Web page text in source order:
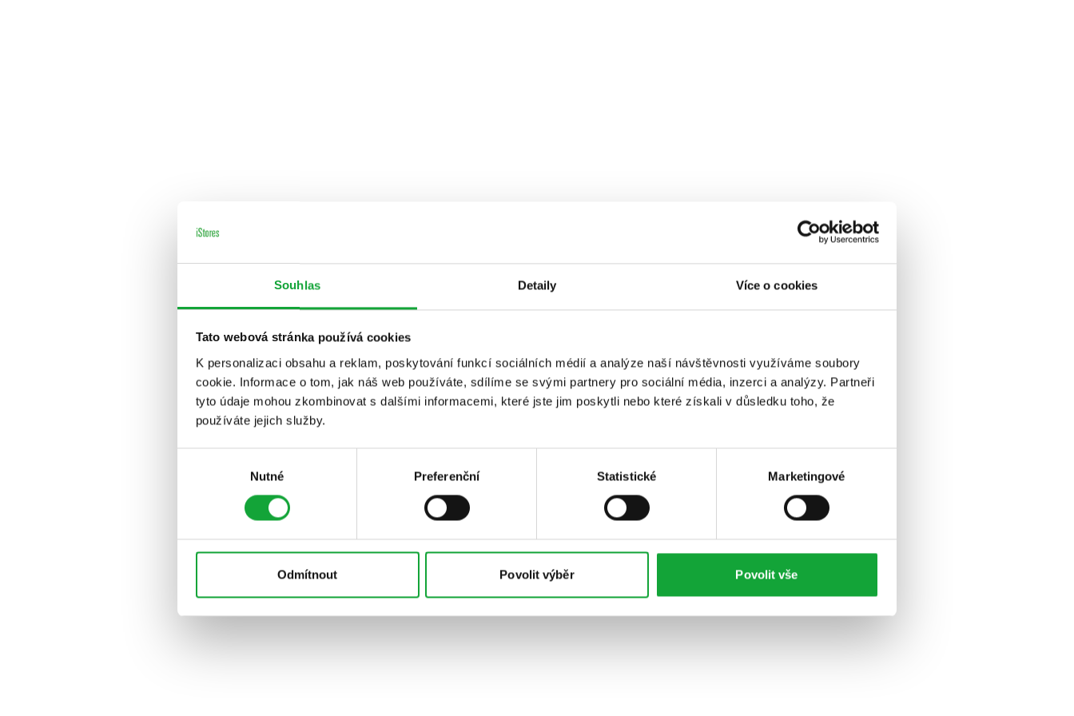
Souhlas Detaily Více o cookies
Tato webová stránka používá cookies
K personalizaci obsahu a reklam, poskytování funkcí sociálních médií a analýze naší návštěvnosti využíváme soubory
cookie. Informace o tom, jak náš web používáte, sdílíme se svými partnery pro sociální média, inzerci a analýzy. Partneři
tyto údaje mohou zkombinovat s dalšími informacemi, které jste jim poskytli nebo které získali v důsledku toho, že
používáte jejich služby.
Nutné Preferenční Statistické Marketingové
Odmítnout Povolit výběr Povolit vše